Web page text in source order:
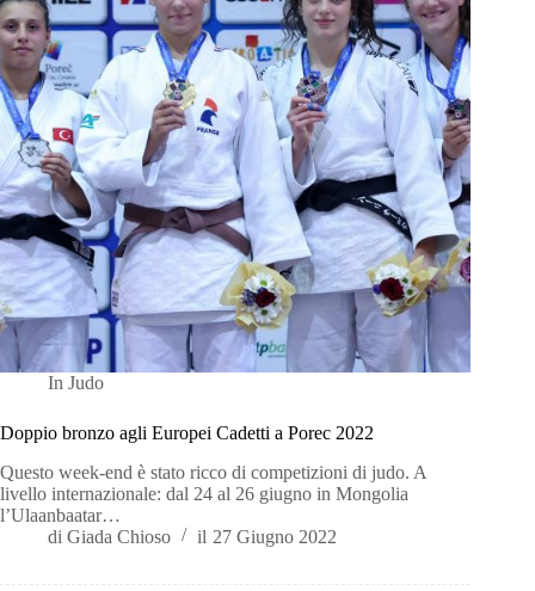
In Judo
Doppio bronzo agli Europei Cadetti a Porec 2022
Questo week-end è stato ricco di competizioni di judo. A
livello internazionale: dal 24 al 26 giugno in Mongolia
l’Ulaanbaatar…
di Giada Chioso il 27 Giugno 2022